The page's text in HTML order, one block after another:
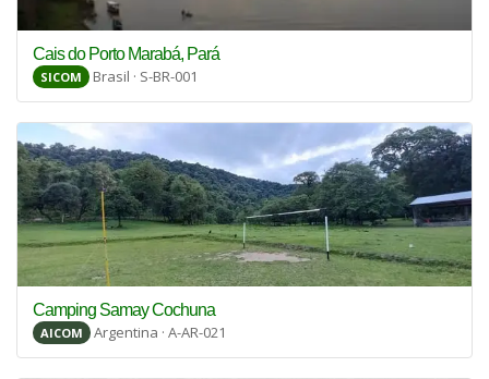
Cais do Porto Marabá, Pará
SICOM Brasil · S-BR-001
Camping Samay Cochuna
AICOM Argentina · A-AR-021